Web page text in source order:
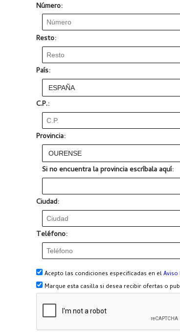
Número:
Resto:
País:
C.P.:
Provincia:
Si no encuentra la provincia escríbala aquí:
Ciudad:
Teléfono:
Acepto las condiciones especificadas en el
Marque esta casilla si desea recibir ofertas o